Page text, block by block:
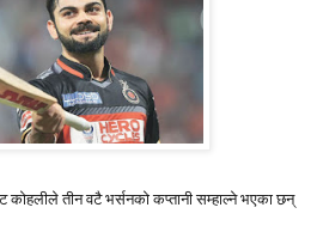
तीन वटै भर्सनको कप्तानी सम्हाल्ने भएका छन्